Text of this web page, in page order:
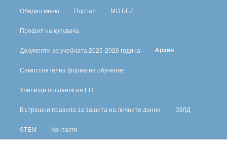
Обедно меню Портал МО БЕЛ
Профил на купувача
Документи за учебната 2025-2026 година Архив
Самостоятелна форма на обучение
Училище посланик на ЕП
Вътрешни правила за защита на личните данни ЗЗЛД
STEM Контакти